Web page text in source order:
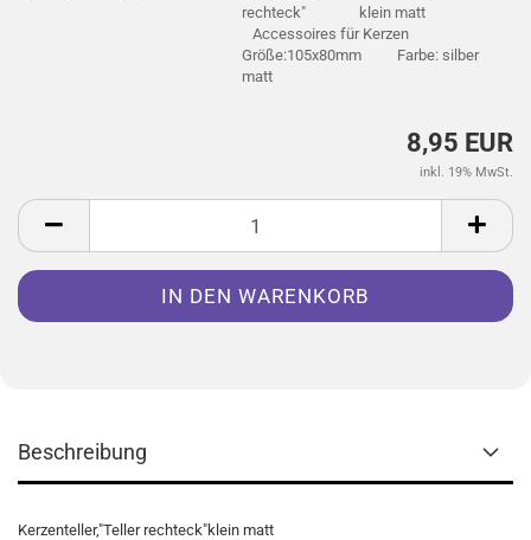
rechteck" klein matt
Accessoires für Kerzen
Größe:105x80mm Farbe: silber
matt
8,95 EUR
inkl. 19% MwSt.
Beschreibung
Kerzenteller,"Teller rechteck"klein matt